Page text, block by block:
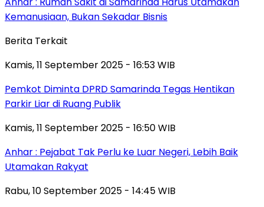
Kemanusiaan, Bukan Sekadar Bisnis
Berita Terkait
Kamis, 11 September 2025 - 16:53 WIB
Pemkot Diminta DPRD Samarinda Tegas Hentikan
Parkir Liar di Ruang Publik
Kamis, 11 September 2025 - 16:50 WIB
Anhar : Pejabat Tak Perlu ke Luar Negeri, Lebih Baik
Utamakan Rakyat
Rabu, 10 September 2025 - 14:45 WIB